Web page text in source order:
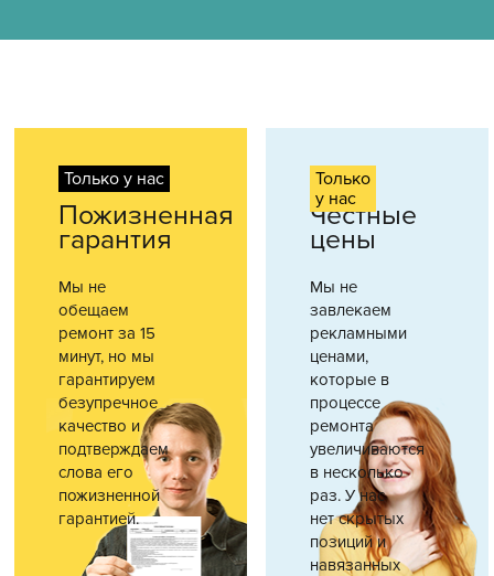
Только у нас
Пожизненная
гарантия
Мы не
обещаем
ремонт за 15
минут, но мы
гарантируем
безупречное
качество и
подтверждаем
слова его
пожизненной
гарантией.
Только
у нас
Честные
цены
Мы не
завлекаем
рекламными
ценами,
которые в
процессе
ремонта
увеличиваются
в несколько
раз. У нас
нет скрытых
позиций и
навязанных